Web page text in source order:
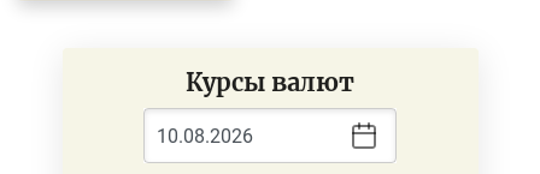
Курсы валют